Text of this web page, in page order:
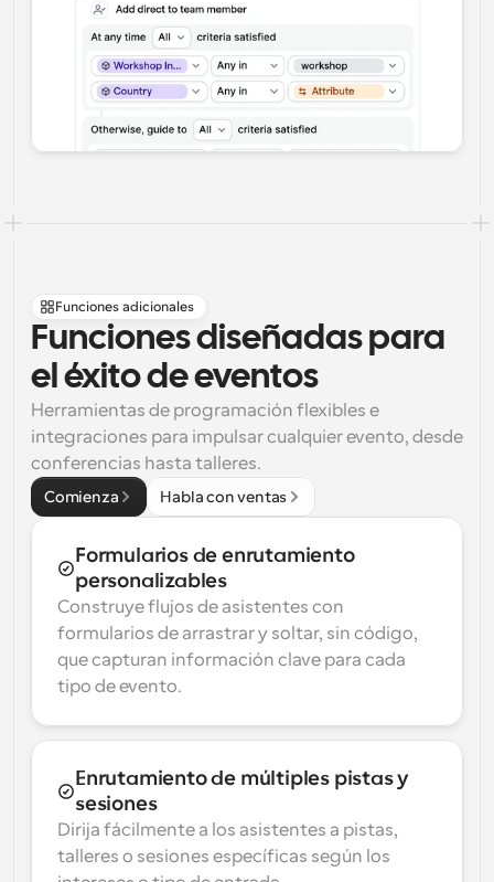
Funciones adicionales
Funciones diseñadas para
el éxito de eventos
Herramientas de programación flexibles e
integraciones para impulsar cualquier evento, desde
conferencias hasta talleres.
Comienza Habla con ventas
Formularios de enrutamiento
personalizables
Construye flujos de asistentes con
formularios de arrastrar y soltar, sin código,
que capturan información clave para cada
tipo de evento.
Enrutamiento de múltiples pistas y
sesiones
Dirija fácilmente a los asistentes a pistas,
talleres o sesiones específicas según los